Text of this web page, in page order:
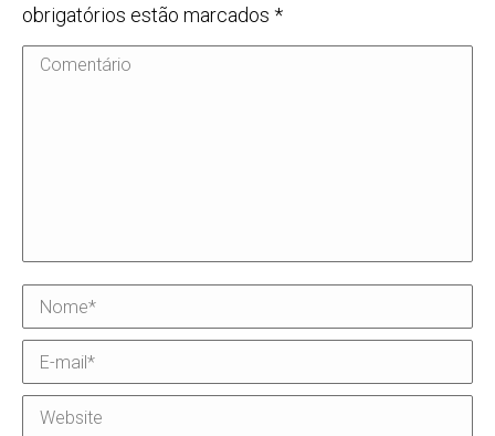
obrigatórios estão marcados *
Comentário
Nome *
E-mail *
Website